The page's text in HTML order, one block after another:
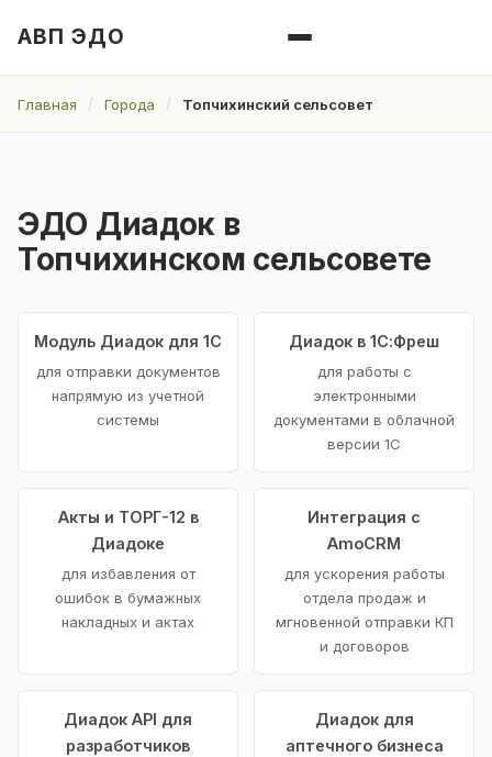
АВП ЭДО
Главная Города Топчихинский сельсовет
ЭДО Диадок в
Топчихинском сельсовете
Модуль Диадок для 1С
для отправки документов
напрямую из учетной
системы
Диадок в 1С:Фреш
для работы с
электронными
документами в облачной
версии 1С
Акты и ТОРГ-12 в
Диадоке
для избавления от
ошибок в бумажных
накладных и актах
Интеграция с
AmoCRM
для ускорения работы
отдела продаж и
мгновенной отправки КП
и договоров
Диадок API для
разработчиков
Диадок для
аптечного бизнеса